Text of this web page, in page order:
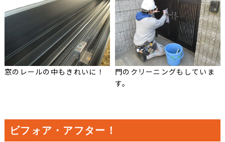
窓のレールの中もきれいに！
門のクリーニングもしていま
す。
ビフォア・アフター！